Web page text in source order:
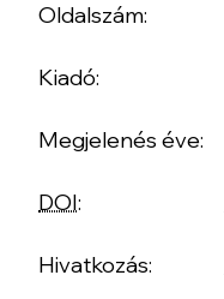
Oldalszám:
Kiadó:
Megjelenés éve:
DOI:
Hivatkozás: